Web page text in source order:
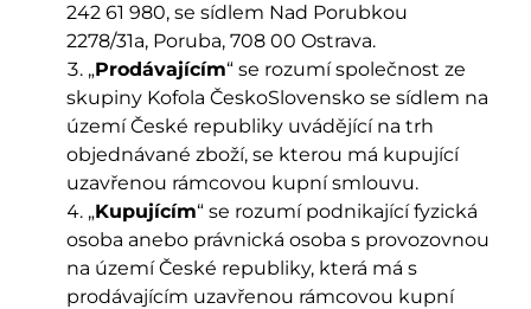
242 61 980, se sídlem Nad Porubkou
2278/31a, Poruba, 708 00 Ostrava.
„Prodávajícím“ se rozumí společnost ze
skupiny Kofola ČeskoSlovensko se sídlem na
území České republiky uvádějící na trh
objednávané zboží, se kterou má kupující
uzavřenou rámcovou kupní smlouvu.
„Kupujícím“ se rozumí podnikající fyzická
osoba anebo právnická osoba s provozovnou
na území České republiky, která má s
prodávajícím uzavřenou rámcovou kupní